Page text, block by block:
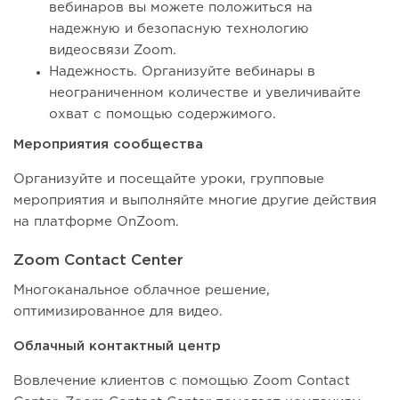
вебинаров вы можете положиться на
надежную и безопасную технологию
видеосвязи Zoom.
Надежность. Организуйте вебинары в
неограниченном количестве и увеличивайте
охват с помощью содержимого.
Мероприятия сообщества
Организуйте и посещайте уроки, групповые
мероприятия и выполняйте многие другие действия
на платформе OnZoom.
Zoom Contact Center
Многоканальное облачное решение,
оптимизированное для видео.
Облачный контактный центр
Вовлечение клиентов с помощью Zoom Contact